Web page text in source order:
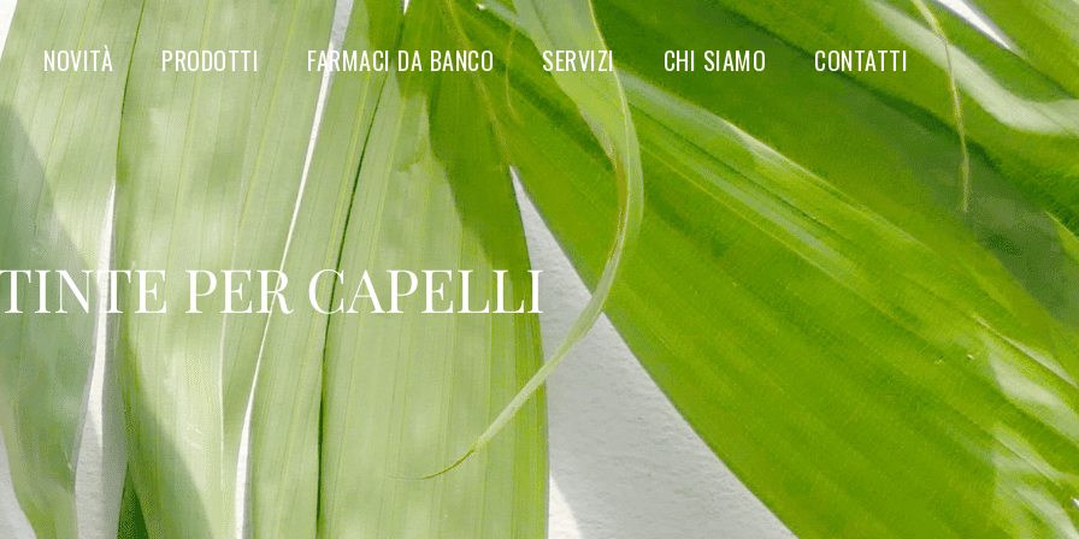
NOVITÀ PRODOTTI FARMACI DA BANCO SERVIZI CHI SIAMO CONTATTI
PER CAPELLI